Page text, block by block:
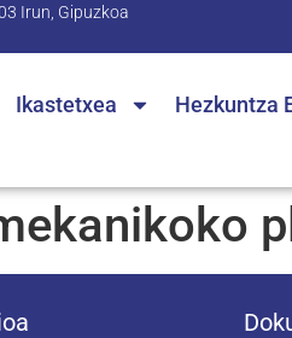
Irun, Gipuzkoa
Ikastetxea Hezkuntza